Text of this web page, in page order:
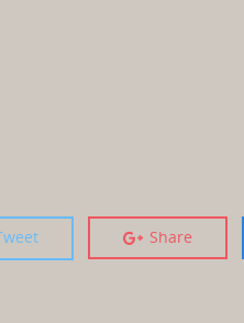
Share